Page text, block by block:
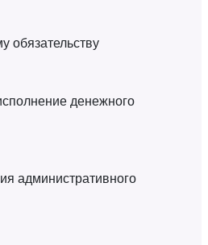
обязательству
денежного
административного